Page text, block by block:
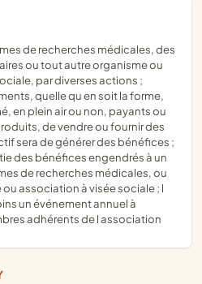
ou tout autre organisme ou
par diverses actions ;
quelle qu en soit la forme,
en plein air ou non, payants ou
de vendre ou fournir des
sera de générer des bénéfices ;
des bénéfices engendrés à un
de recherches médicales, ou
association à visée sociale ; l
un événement annuel à
adhérents de l association